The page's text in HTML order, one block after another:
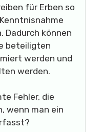
für Erben so
Dadurch können
beteiligten
werden und
werden.
Fehler, die
wenn man ein